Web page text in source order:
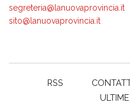
segreteria@lanuovaprovincia.it
sito@lanuovaprovincia.it
RSS